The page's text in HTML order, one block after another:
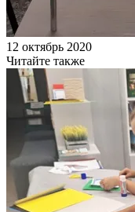
12 октябрь 2020
Читайте также